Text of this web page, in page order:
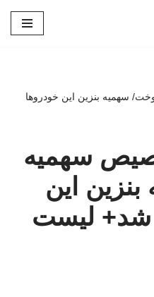
سهمیه بنزین این خودروها
سهمیه
این
شد+ لیست